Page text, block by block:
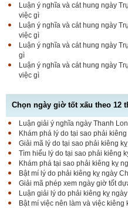
Luận ý nghĩa và cát hung ngày
việc gì
Luận ý nghĩa và cát hung ngày
việc gì
Luận ý nghĩa và cát hung ngày
gì
Luận ý nghĩa và cát hung ngày
việc gì
Chọn ngày giờ tốt xấu theo 12
Luận giải ý nghĩa ngày Thanh
Khám phá lý do tại sao phải
Giải mã lý do tại sao phải kiêng
Tìm hiểu lý do tại sao phải kiêng
Khám phá tại sao phải kiêng kỵ
Bật mí lý do phải kiêng kỵ ngày
Giải mã phép xem ngày giờ tốt
Luận giải lý do phải kiêng kỵ
Bật mí việc nên làm và việc
Luận bàn Sao
nghĩa Phòng
Bật mí Sao Đê
Đê Thổ Lạc